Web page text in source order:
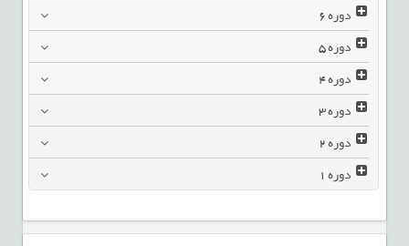
دوره6
دوره5
دوره4
دوره3
دوره2
دوره1